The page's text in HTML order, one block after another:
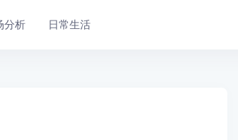
分析 日常生活